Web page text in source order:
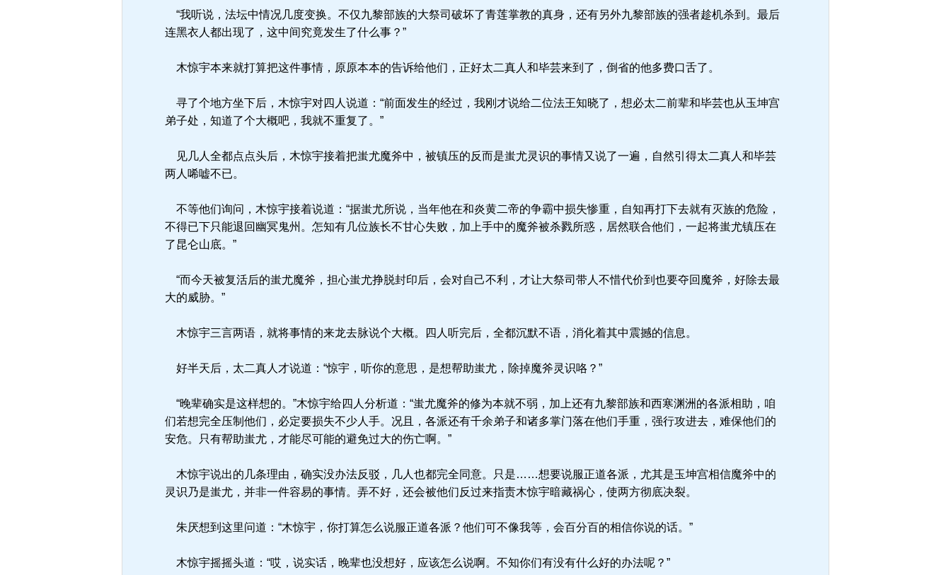
“我听说，法坛中情况几度变换。不仅九黎部族的大祭司破坏了青莲掌教的真身，还有另外九黎部族的强者趁机杀到。最后
连黑衣人都出现了，这中间究竟发生了什么事？”
木惊宇本来就打算把这件事情，原原本本的告诉给他们，正好太二真人和毕芸来到了，倒省的他多费口舌了。
寻了个地方坐下后，木惊宇对四人说道：“前面发生的经过，我刚才说给二位法王知晓了，想必太二前辈和毕芸也从玉坤宫
弟子处，知道了个大概吧，我就不重复了。”
见几人全都点点头后，木惊宇接着把蚩尤魔斧中，被镇压的反而是蚩尤灵识的事情又说了一遍，自然引得太二真人和毕芸
两人唏嘘不已。
不等他们询问，木惊宇接着说道：“据蚩尤所说，当年他在和炎黄二帝的争霸中损失惨重，自知再打下去就有灭族的危险，
不得已下只能退回幽冥鬼州。怎知有几位族长不甘心失败，加上手中的魔斧被杀戮所惑，居然联合他们，一起将蚩尤镇压在
了昆仑山底。”
“而今天被复活后的蚩尤魔斧，担心蚩尤挣脱封印后，会对自己不利，才让大祭司带人不惜代价到也要夺回魔斧，好除去最
大的威胁。”
木惊宇三言两语，就将事情的来龙去脉说个大概。四人听完后，全都沉默不语，消化着其中震撼的信息。
好半天后，太二真人才说道：“惊宇，听你的意思，是想帮助蚩尤，除掉魔斧灵识咯？”
“晚辈确实是这样想的。”木惊宇给四人分析道：“蚩尤魔斧的修为本就不弱，加上还有九黎部族和西寒渊洲的各派相助，咱
们若想完全压制他们，必定要损失不少人手。况且，各派还有千余弟子和诸多掌门落在他们手重，强行攻进去，难保他们的
安危。只有帮助蚩尤，才能尽可能的避免过大的伤亡啊。”
木惊宇说出的几条理由，确实没办法反驳，几人也都完全同意。只是……想要说服正道各派，尤其是玉坤宫相信魔斧中的
灵识乃是蚩尤，并非一件容易的事情。弄不好，还会被他们反过来指责木惊宇暗藏祸心，使两方彻底决裂。
朱厌想到这里问道：“木惊宇，你打算怎么说服正道各派？他们可不像我等，会百分百的相信你说的话。”
木惊宇摇摇头道：“哎，说实话，晚辈也没想好，应该怎么说啊。不知你们有没有什么好的办法呢？”